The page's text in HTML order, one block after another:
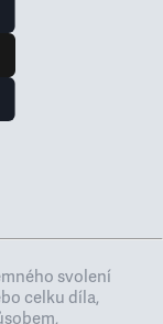
svolení
celku díla,